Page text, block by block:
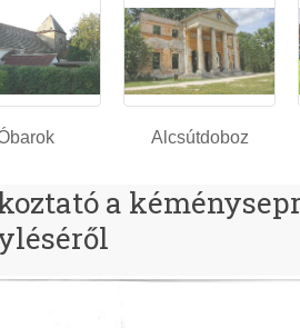
Alcsútdoboz
a